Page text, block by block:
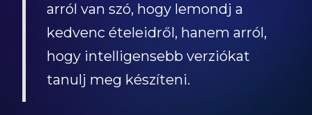
arról van szó, hogy lemondj a
kedvenc ételeidről, hanem arról,
hogy intelligensebb verziókat
tanulj meg készíteni.